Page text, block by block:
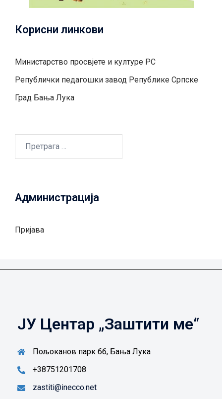
Корисни линкови
Министарство просвјете и културе РС
Републички педагошки завод Републике Српске
Град Бањa Лукa
Администрација
Пријава
ЈУ Центар „Заштити ме“
Пољоканов парк бб, Бања Лука
+38751201708
zastiti@inecco.net